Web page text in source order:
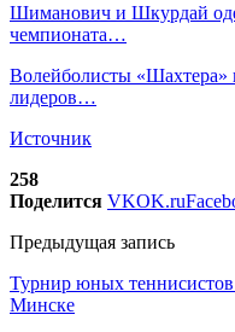
Шиманович и Шкурдай
чемпионата…
Волейболисты «Шахтера»
лидеров…
Источник
258
Поделится VKOK.ru
Предыдущая запись
Турнир юных теннисистов
Минске